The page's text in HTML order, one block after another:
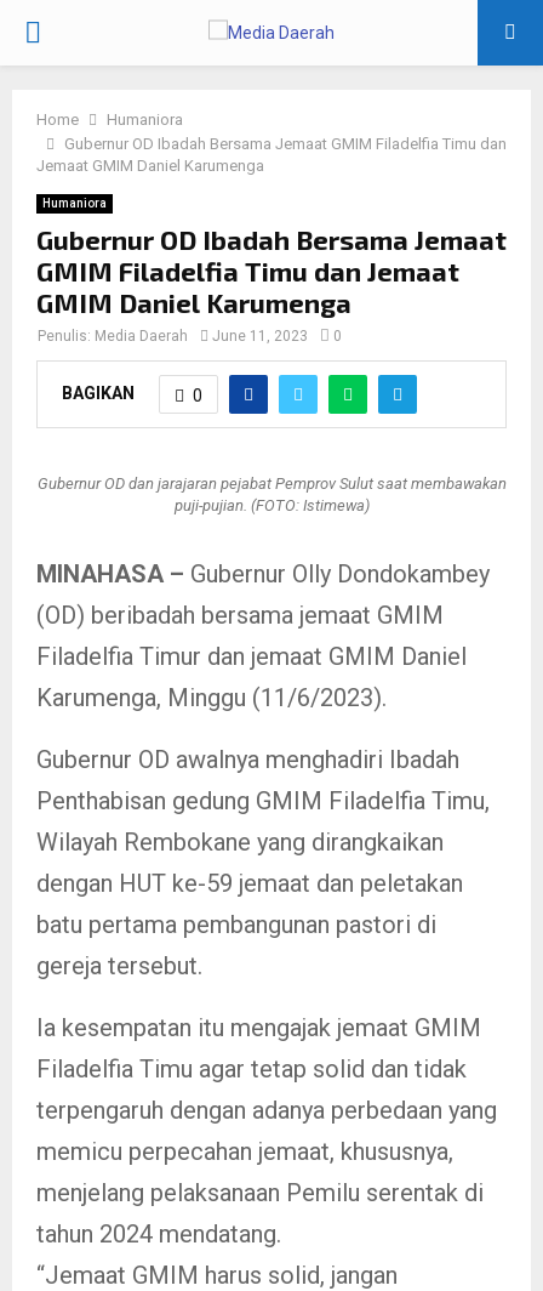
PRIMARY
Home
Humaniora
Gubernur OD Ibadah Bersama Jemaat GMIM Filadelfia Timu dan
Jemaat GMIM Daniel Karumenga
Humaniora
Gubernur OD Ibadah Bersama Jemaat
GMIM Filadelfia Timu dan Jemaat
GMIM Daniel Karumenga
Penulis: Media Daerah June 11, 2023 0
BAGIKAN 0
Gubernur OD dan jarajaran pejabat Pemprov Sulut saat membawakan
puji-pujian. (FOTO: Istimewa)
MINAHASA – Gubernur Olly Dondokambey
(OD) beribadah bersama jemaat GMIM
Filadelfia Timur dan jemaat GMIM Daniel
Karumenga, Minggu (11/6/2023).
Gubernur OD awalnya menghadiri Ibadah
Penthabisan gedung GMIM Filadelfia Timu,
Wilayah Rembokane yang dirangkaikan
dengan HUT ke-59 jemaat dan peletakan
batu pertama pembangunan pastori di
gereja tersebut.
Ia kesempatan itu mengajak jemaat GMIM
Filadelfia Timu agar tetap solid dan tidak
terpengaruh dengan adanya perbedaan yang
memicu perpecahan jemaat, khususnya,
menjelang pelaksanaan Pemilu serentak di
tahun 2024 mendatang.
“Jemaat GMIM harus solid, jangan